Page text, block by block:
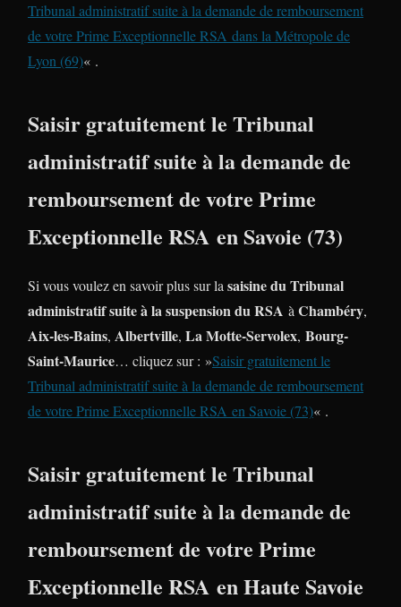
Tribunal administratif suite à la demande de remboursement
de votre Prime Exceptionnelle RSA dans la Métropole de
Lyon (69)« .
Saisir gratuitement le Tribunal
administratif suite à la demande de
remboursement de votre Prime
Exceptionnelle RSA en Savoie (73)
Si vous voulez en savoir plus sur la saisine du Tribunal
administratif suite à la suspension du RSA à Chambéry,
Aix-les-Bains, Albertville, La Motte-Servolex, Bourg-
Saint-Maurice… cliquez sur : »Saisir gratuitement le
Tribunal administratif suite à la demande de remboursement
de votre Prime Exceptionnelle RSA en Savoie (73)« .
Saisir gratuitement le Tribunal
administratif suite à la demande de
remboursement de votre Prime
Exceptionnelle RSA en Haute Savoie